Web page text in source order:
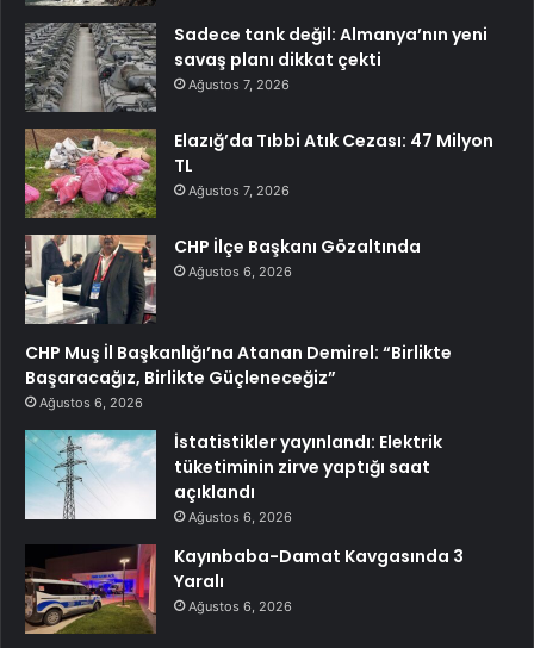
Sadece tank değil: Almanya’nın yeni
savaş planı dikkat çekti
Ağustos 7, 2026
Elazığ’da Tıbbi Atık Cezası: 47 Milyon
TL
Ağustos 7, 2026
CHP İlçe Başkanı Gözaltında
Ağustos 6, 2026
CHP Muş İl Başkanlığı’na Atanan Demirel: “Birlikte
Başaracağız, Birlikte Güçleneceğiz”
Ağustos 6, 2026
İstatistikler yayınlandı: Elektrik
tüketiminin zirve yaptığı saat
açıklandı
Ağustos 6, 2026
Kayınbaba-Damat Kavgasında 3
Yaralı
Ağustos 6, 2026